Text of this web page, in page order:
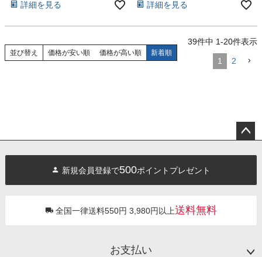
詳細を見る 詳細を見る
並び替え 価格が安い順 価格が高い順 新着順
39件中 1-20件表示
1 2
へ
新規会員登録で500ポイントプレゼント
全国一律送料550円 3,980円以上送料無料
お支払い